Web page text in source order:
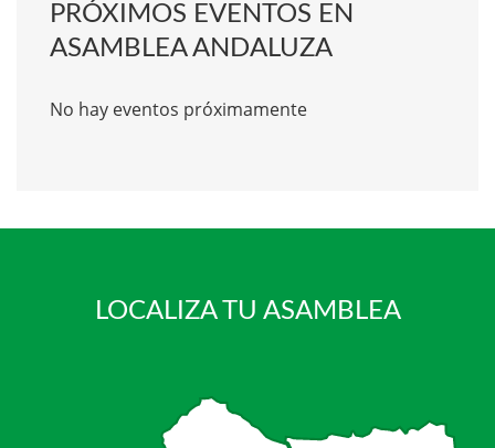
PRÓXIMOS EVENTOS EN
ASAMBLEA ANDALUZA
No hay eventos próximamente
LOCALIZA TU ASAMBLEA